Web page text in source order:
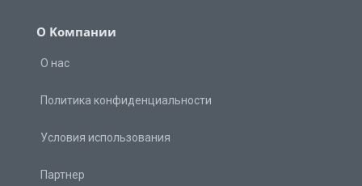
О Kомпании
О нас
Политика конфиденциальности
Условия использования
Партнер